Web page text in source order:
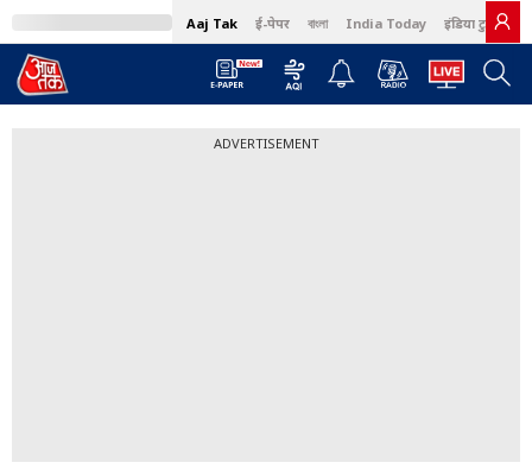
Aaj Tak ई-पेपर বাংলা India Today इंडिया टुडे हिंदी
ADVERTISEMENT